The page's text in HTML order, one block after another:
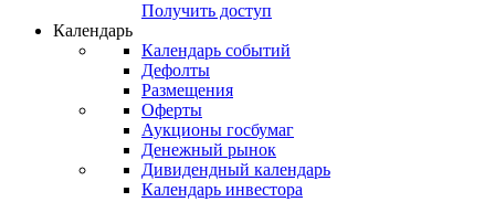
Получить доступ
Календарь
Календарь событий
Дефолты
Размещения
Оферты
Аукционы госбумаг
Денежный рынок
Дивидендный календарь
Календарь инвестора